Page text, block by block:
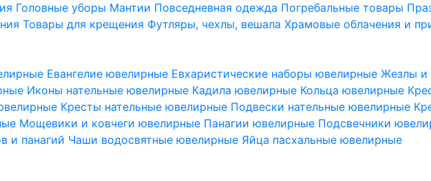
Головные уборы Мантии Повседневная одежда Погребальные товары
Товары для крещения Футляры, чехлы, вешалаХрамовые облачения и
Евангелие ювелирные Евхаристические наборы ювелирныеЖезлы и
Иконы нательные ювелирные Кадила ювелирные Кольца ювелирные
Кресты нательные ювелирные Подвески нательные ювелирные
Мощевики и ковчеги ювелирные Панагии ювелирные Подсвечники
и панагий Чаши водосвятные ювелирные Яйца пасхальные ювелирные